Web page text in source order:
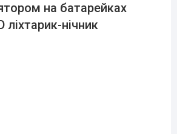
на батарейках
нічник